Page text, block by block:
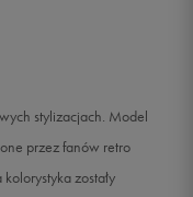
stylizacjach. Model
przez fanów retro
zostały